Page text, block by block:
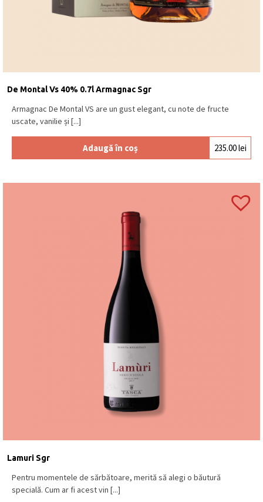
De Montal Vs 40% 0.7l Armagnac Sgr
Armagnac De Montal VS are un gust elegant, cu note de fructe
uscate, vanilie și [...]
Adaugă în coș 235.00lei
Lamuri Sgr
Pentru momentele de sărbătoare, merită să alegi o băutură
specială. Cum ar fi acest vin [...]